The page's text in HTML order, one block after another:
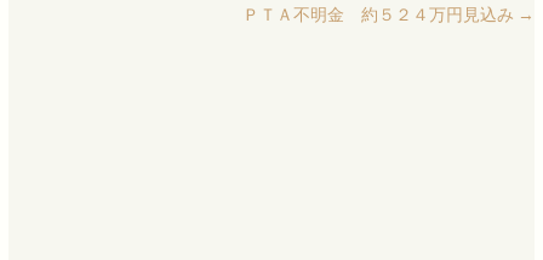
ＰＴＡ不明金 約５２４万円見込み →